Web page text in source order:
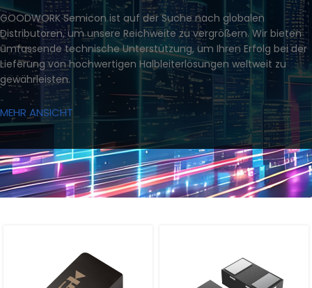
GOODWORK Semicon ist auf der Suche nach globalen
Distributoren, um unsere Reichweite zu vergrößern. Wir bieten
umfassende technische Unterstützung, um Ihren Erfolg bei der
Lieferung von hochwertigen Halbleiterlösungen weltweit zu
gewährleisten.
MEHR ANSICHT